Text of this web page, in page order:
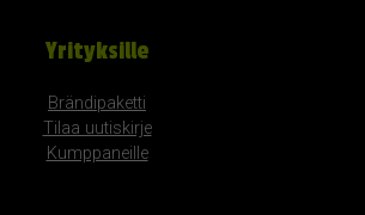
Yrityksille
Brändipaketti
Tilaa uutiskirje
Kumppaneille